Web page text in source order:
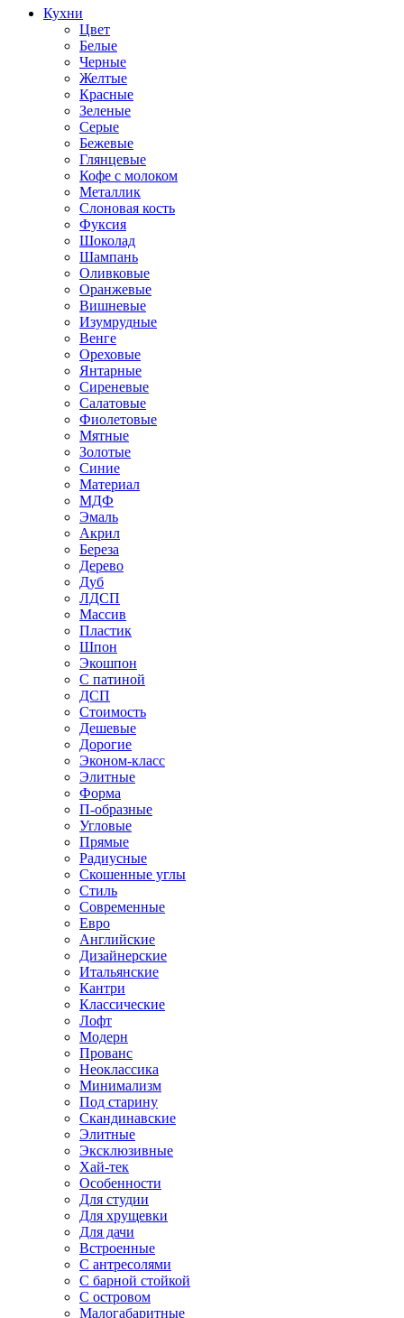
Кухни
Цвет
Белые
Черные
Желтые
Красные
Зеленые
Серые
Бежевые
Глянцевые
Кофе с молоком
Металлик
Слоновая кость
Фуксия
Шоколад
Шампань
Оливковые
Оранжевые
Вишневые
Изумрудные
Венге
Ореховые
Янтарные
Сиреневые
Салатовые
Фиолетовые
Мятные
Золотые
Синие
Материал
МДФ
Эмаль
Акрил
Береза
Дерево
Дуб
ЛДСП
Массив
Пластик
Шпон
Экошпон
С патиной
ДСП
Стоимость
Дешевые
Дорогие
Эконом-класс
Элитные
Форма
П-образные
Угловые
Прямые
Радиусные
Скошенные углы
Стиль
Современные
Евро
Английские
Дизайнерские
Итальянские
Кантри
Классические
Лофт
Модерн
Прованс
Неоклассика
Минимализм
Под старину
Скандинавские
Элитные
Эксклюзивные
Хай-тек
Особенности
Для студии
Для хрущевки
Для дачи
Встроенные
С антресолями
С барной стойкой
С островом
Малогабаритные